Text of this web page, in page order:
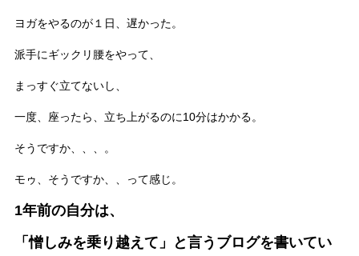
ヨガをやるのが１日、遅かった。
派手にギックリ腰をやって、
まっすぐ立てないし、
一度、座ったら、立ち上がるのに10分はかかる。
そうですか、、、。
モゥ、そうですか、、って感じ。
1年前の自分は、
「憎しみを乗り越えて」と言うブログを書いてい